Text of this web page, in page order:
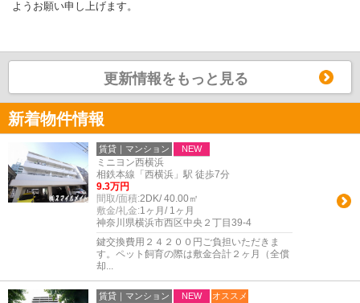
ようお願い申し上げます。
更新情報をもっと見る
新着物件情報
賃貸｜マンション NEW
ミニヨン西横浜
相鉄本線「西横浜」駅 徒歩7分
9.3万円
間取/面積:2DK/ 40.00㎡
敷金/礼金:1ヶ月/ 1ヶ月
神奈川県横浜市西区中央２丁目39-4
鍵交換費用２４２００円ご負担いただきま
す。ペット飼育の際は敷金合計２ヶ月（全償
却...
賃貸｜マンション NEW オススメ